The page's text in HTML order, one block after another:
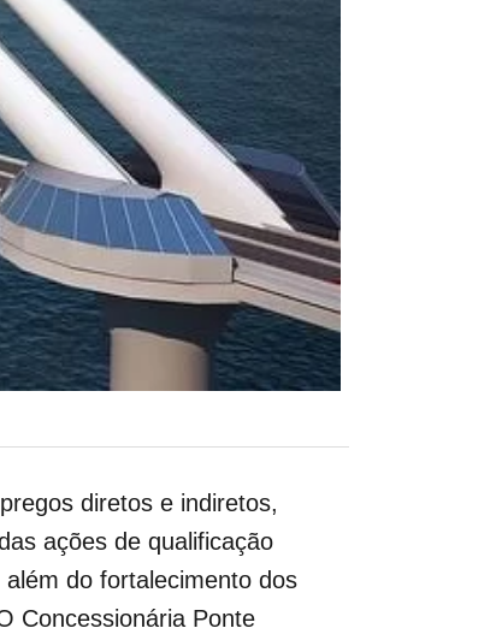
diretos e indiretos,
ações de qualificação
do fortalecimento dos
Concessionária Ponte